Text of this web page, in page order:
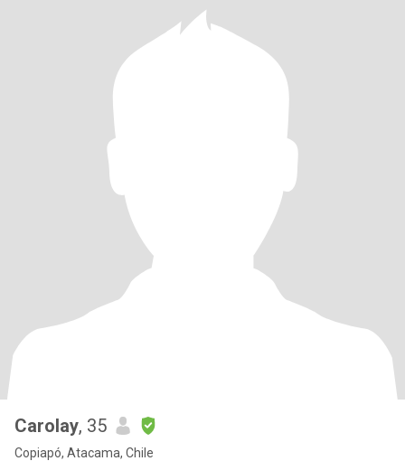
Carolay, 35
Copiapó, Atacama, Chile